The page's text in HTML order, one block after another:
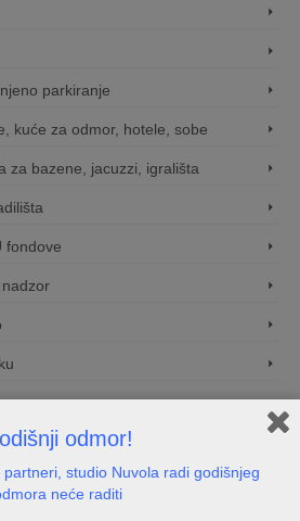
parkiranje
kuće za odmor, hotele, sobe
za bazene, jacuzzi, igrališta
fondove
vrata odmor!
studio Nuvola radi godišnjeg
neće raditi